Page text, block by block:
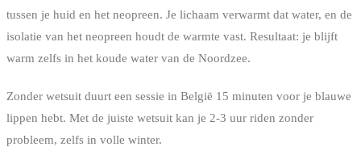
tussen je huid en het neopreen. Je lichaam verwarmt dat water, en de
isolatie van het neopreen houdt de warmte vast. Resultaat: je blijft
warm zelfs in het koude water van de Noordzee.
Zonder wetsuit duurt een sessie in België 15 minuten voor je blauwe
lippen hebt. Met de juiste wetsuit kan je 2-3 uur riden zonder
probleem, zelfs in volle winter.